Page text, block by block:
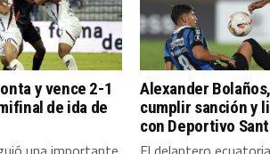
y vence 2-1
de ida de
Alexander
cumplir sanción y
con Deportivo